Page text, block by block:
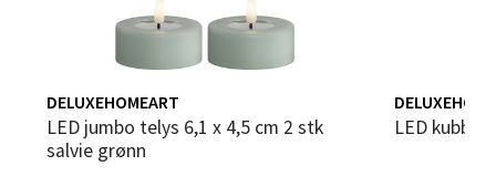
DELUXEHOMEART
LED jumbo telys 6,1 x 4,5 cm 2 stk
salvie grønn
LED
Trondheim - Sirkus Shopping
Falkenborgveien 5, 7044 Trondheim